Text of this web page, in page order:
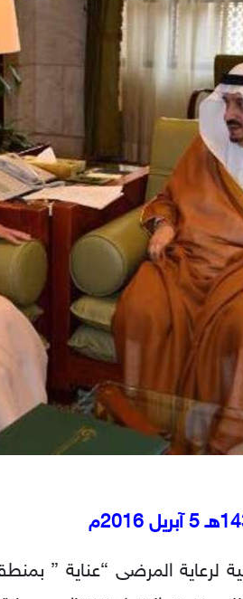
لرعاية المرضى “عناية ”